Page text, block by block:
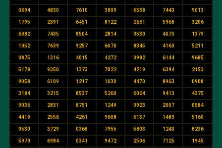
0694 4830 7610 3809 6538 7443 9013
1795 2391 6451 8122 2661 5968 3206
6082 7435 8504 2814 0530 4073 1379
1052 7639 9257 6070 8345 4160 5211
0875 1316 4015 4272 0982 6144 9685
5178 9350 1373 7022 4219 6394 2153
9058 6109 1217 1030 4470 8963 0908
3184 3215 8537 5260 6064 9413 4375
9036 2831 8751 1249 0923 2007 0584
4419 2556 4261 9608 6137 1483 5160
0530 3729 0368 7955 5803 1243 8236
5970 6984 0341 9472 2506 7125 1945